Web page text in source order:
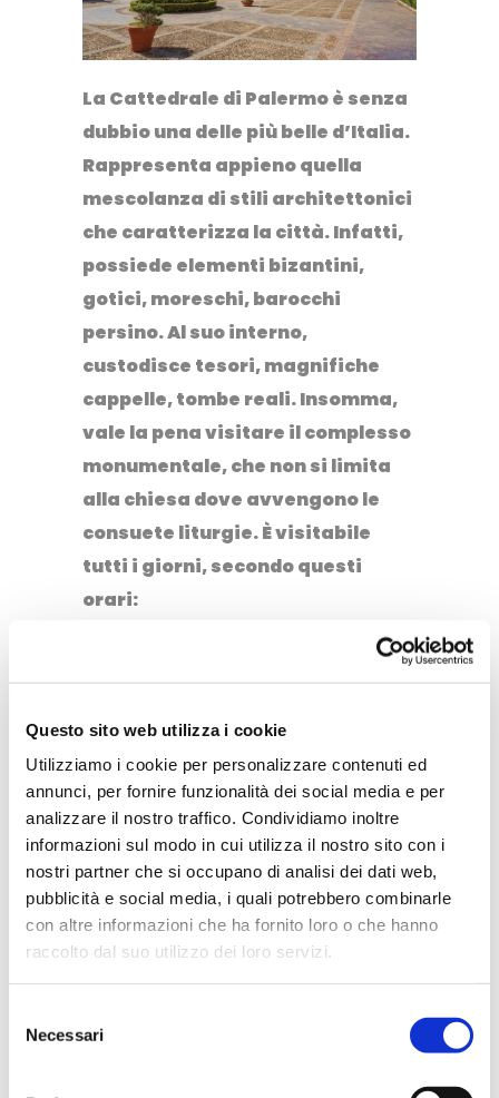
Questo sito web utilizza i cookie
Utilizziamo i cookie per personalizzare contenuti ed
annunci, per fornire funzionalità dei social media e per
analizzare il nostro traffico. Condividiamo inoltre
informazioni sul modo in cui utilizza il nostro sito con i
nostri partner che si occupano di analisi dei dati web,
pubblicità e social media, i quali potrebbero combinarle
con altre informazioni che ha fornito loro o che hanno
raccolto dal suo utilizzo dei loro servizi.
delNecessari
La Cattedrale di Palermoè senza
dubbio una delle più belle d’Italia.
Rappresenta appieno quella
mescolanza di stili architettonici
che caratterizza la città. Infatti,
possiede elementi bizantini,
gotici, moreschi, barocchi
persino.Al suo interno,
custodisce tesori, magnifiche
cappelle,tombe reali. Insomma,
vale la pena visitare il complesso
monumentale, che non si limita
alla chiesa dove avvengono le
consuete liturgie.È visitabile
tutti i giorni, secondo questi
orari:
sabato 9:30 – 18;
Presso ilticket shop onlinedella
cattedrale, puoi acquistare i
biglietti per la visita al
complesso.
Il Palazzo dei Normanni
Sai che a Palermo si trova il più
tratta del